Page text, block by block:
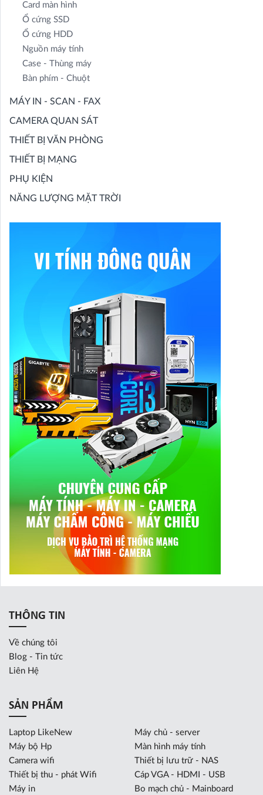
Card màn hình
Ổ cứng SSD
Ổ cứng HDD
Nguồn máy tính
Case - Thùng máy
Bàn phím - Chuột
MÁY IN - SCAN - FAX
CAMERA QUAN SÁT
THIẾT BỊ VĂN PHÒNG
THIẾT BỊ MẠNG
PHỤ KIỆN
NĂNG LƯỢNG MẶT TRỜI
THÔNG TIN
Về chúng tôi
Blog - Tin tức
Liên Hệ
SẢN PHẨM
Laptop LikeNew
Máy chủ - server
Máy bộ Hp
Màn hình máy tính
Camera wifi
Thiết bị lưu trữ - NAS
Thiết bị thu - phát Wifi
Cáp VGA - HDMI - USB
Máy in
Bo mạch chủ - Mainboard